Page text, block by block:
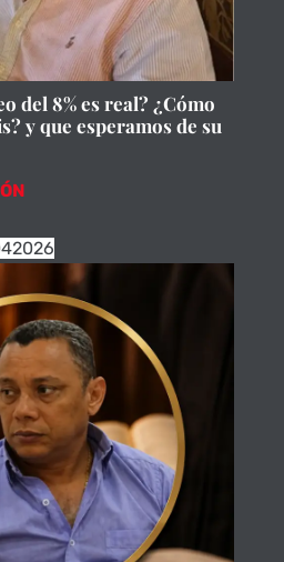
del 8% es real? ¿Cómo
y que esperamos de su
2026